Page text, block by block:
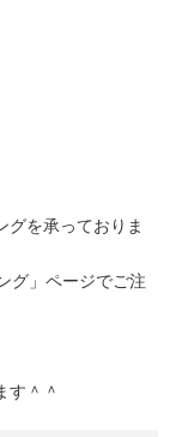
グを承っておりま
グ」ページでご注
す＾＾